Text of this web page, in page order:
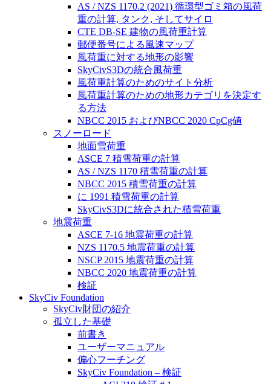
AS / NZS 1170.2 (2021) 循環型ゴミ箱の風荷
重の計算, タンク, そしてサイロ
CTE DB-SE 建物の風荷重計算
郵便番号による風速マップ
風荷重に対する地形の影響
SkyCivS3Dの統合風荷重
風荷重計算のためのサイト分析
風荷重計算のための地形カテゴリを決定す
る方法
NBCC 2015 およびNBCC 2020 CpCg値
スノーロード
地面雪荷重
ASCE 7 積雪荷重の計算
AS / NZS 1170 積雪荷重の計算
NBCC 2015 積雪荷重の計算
に 1991 積雪荷重の計算
SkyCivS3Dに統合された積雪荷重
地震荷重
ASCE 7-16 地震荷重の計算
NZS 1170.5 地震荷重の計算
NSCP 2015 地震荷重の計算
NBCC 2020 地震荷重の計算
検証
SkyCiv Foundation
SkyCiv財団の紹介
孤立した基礎
前書き
ユーザーマニュアル
偏心フーチング
SkyCiv Foundation – 検証